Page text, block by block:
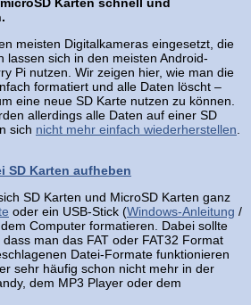
meisten Digitalkameras eingesetzt, die
lassen sich in den meisten Android-
Pi nutzen. Wir zeigen hier, wie man die
formatiert und alle Daten löscht –
eine neue SD Karte nutzen zu können.
allerdings alle Daten auf einer SD
sich nicht mehr einfach wiederherstellen
SD Karten aufheben
SD Karten und MicroSD Karten ganz
oder ein USB-Stick (Windows-Anleitung /
Computer formatieren. Dabei sollte
man das FAT oder FAT32 Format
Datei-Formate funktionieren
sehr häufig schon nicht mehr in der
dem MP3 Player oder dem